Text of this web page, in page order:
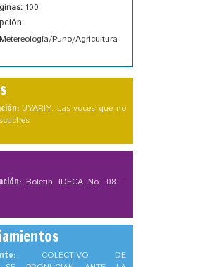
100
Puno/Agricultura
UYARIY: Las voces que no
Boletín IDECA No. 08 –
COLECTIVO DE